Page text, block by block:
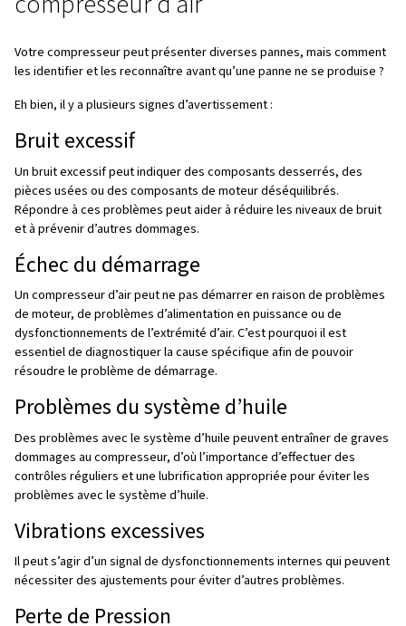
Les premières défaillances concerneront ce que l’on
tels que l’âge ou l’usure des composants internes.
configuration, il sera donc nécessaire d’effectuer des
régulières et de remplacer les composants usés à
De plus, le fait de
remplacement des filtres peut gravement
compresseur, d’où la nécessité d’un entretien régulier.
Les pannes du compresseur peuvent également être
l’utilisation de pièces détachées non
pas répondre aux normes de qualité, entraînant une
dommages directs au compresseur. Il est donc
recommandé d’utiliser des pièces détachées d’origine
remplacement des composants de votre installation.
Enfin, pendant son cycle de vie, votre compresseur
des problèmes avec son
entraînant un dysfonctionnement, mais il peut
des fuites causées par des raccords desserrés, des
endommagés ou des joints usés.
Il est donc essentiel d’effectuer des contrôles réguliers
réparer ces problèmes dès qu’ils sont détectés.